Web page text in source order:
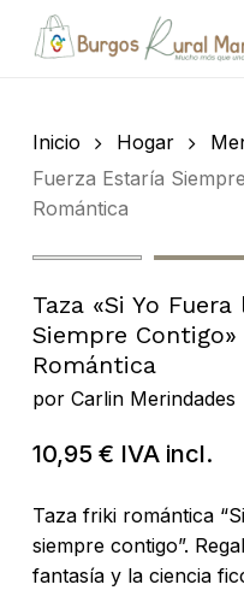
de
Cart
Inicio Hogar
Fuerza Estaría
Romántica
Taza «Si Yo
Siempre Contigo»
Romántica
por Carlin Merindades
10,95 € IVA incl.
Taza friki romántica
siempre contigo”.
fantasía y la ciencia